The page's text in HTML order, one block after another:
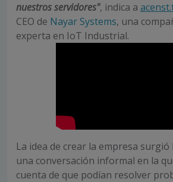
nuestros servidores", indica a
CEO de Nayar Systems, una
experta en IoT Industrial.
La idea de crear la empresa surgió
una conversación informal en la
cuenta de que podían resolver